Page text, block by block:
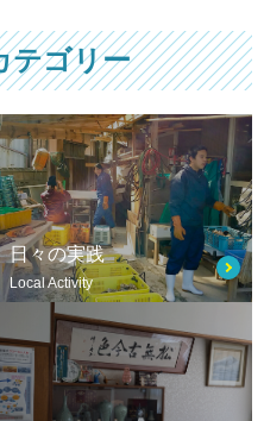
テゴリー
日々の実践
Local Activity